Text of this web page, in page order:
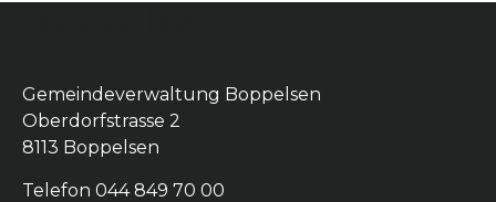
Gemeindeverwaltung Boppelsen
Oberdorfstrasse 2
8113 Boppelsen
Telefon 044 849 70 00